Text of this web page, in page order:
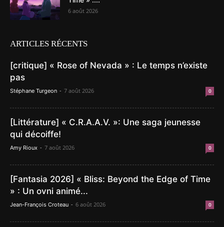
6 août 2026
ARTICLES RÉCENTS
[critique] « Rose of Nevada » : Le temps n’existe
pas
Stéphane Turgeon - 7 août 2026 0
[Littérature] « C.R.A.A.V. »: Une saga jeunesse
qui décoiffe!
Amy Rioux - 7 août 2026 0
[Fantasia 2026] « Bliss: Beyond the Edge of Time
» : Un ovni animé...
Jean-François Croteau - 6 août 2026 0